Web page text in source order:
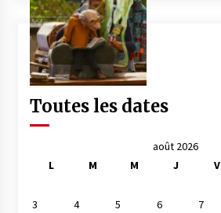
Toutes les dates
août 2026
L
M M J V
3
4 5 6 7